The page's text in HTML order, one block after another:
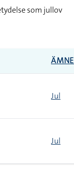
som jullov
ÄMNE
Jul
Jul